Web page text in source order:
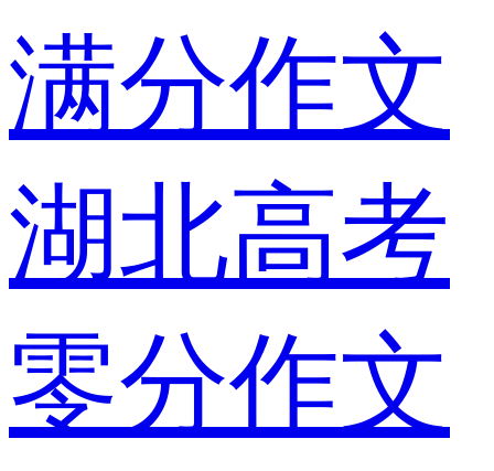
满分作文
湖北高考
零分作文